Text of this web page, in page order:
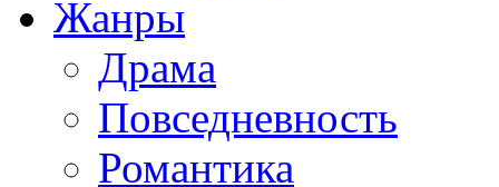
Жанры
Драма
Повседневность
Романтика